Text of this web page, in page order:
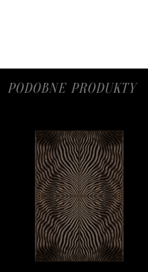
PODOBNE PRODUKTY